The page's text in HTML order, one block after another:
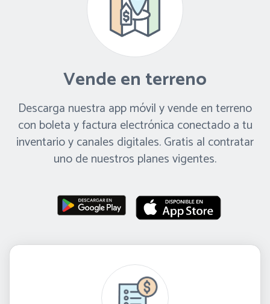
Vende en terreno
Descarga nuestra app móvil y vende en terreno
con boleta y factura electrónica conectado a tu
inventario y canales digitales. Gratis al contratar
uno de nuestros planes vigentes.